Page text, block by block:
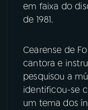
ACOMPANHE A RÁDIO
Instagram
TikTok
em faixa do
de 1981.
Cearense de
cantora e
pesquisou a
identificou-se
um tema dos